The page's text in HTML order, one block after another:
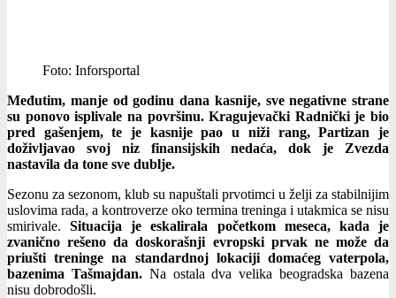
Foto: Inforsportal
Međutim, manje od godinu dana kasnije, sve negativne strane
su ponovo isplivale na površinu. Kragujevački Radnički je bio
pred gašenjem, te je kasnije pao u niži rang, Partizan je
doživljavao svoj niz finansijskih nedaća, dok je Zvezda
nastavila da tone sve dublje.
Sezonu za sezonom, klub su napuštali prvotimci u želji za stabilnijim
uslovima rada, a kontroverze oko termina treninga i utakmica se nisu
smirivale. Situacija je eskalirala početkom meseca, kada je
zvanično rešeno da doskorašnji evropski prvak ne može da
priušti treninge na standardnoj lokaciji domaćeg vaterpola,
bazenima Tašmajdan.Na ostala dva velika beogradska bazena
nisu dobrodošli.